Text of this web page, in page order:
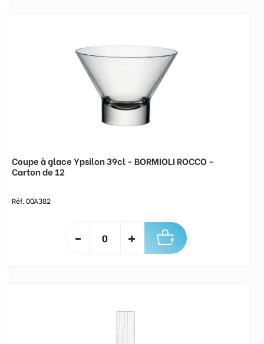
Coupe à glace Ypsilon 39cl - BORMIOLI ROCCO -
Carton de 12
Réf. 00A382